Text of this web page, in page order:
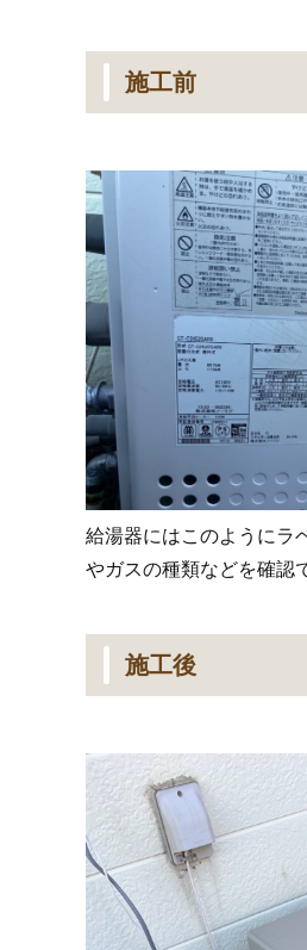
施工前
給湯器にはこのようにラ
やガスの種類などを確認
施工後